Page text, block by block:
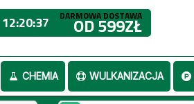
12:20:36 DARMOWA DOSTAWA
OD 599ZŁ
CHEMIA WULKANIZACJA